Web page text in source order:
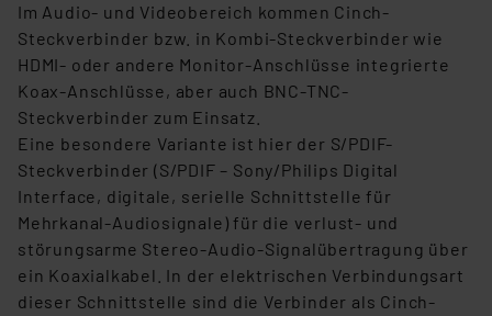
Im Audio- und Videobereich kommen Cinch-
Steckverbinder bzw. in Kombi-Steckverbinder wie
HDMI- oder andere Monitor-Anschlüsse integrierte
Koax-Anschlüsse, aber auch BNC-TNC-
Steckverbinder zum Einsatz.
Eine besondere Variante ist hier der S/PDIF-
Steckverbinder (S/PDIF – Sony/Philips Digital
Interface, digitale, serielle Schnittstelle für
Mehrkanal-Audiosignale) für die verlust- und
störungsarme Stereo-Audio-Signalübertragung über
ein Koaxialkabel. In der elektrischen Verbindungsart
dieser Schnittstelle sind die Verbinder als Cinch-